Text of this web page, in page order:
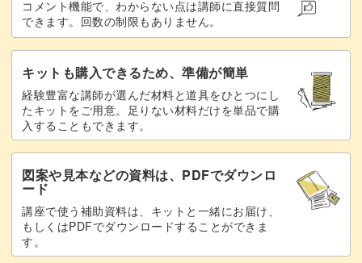
コメント機能で、わからない点は講師に直接質問
できます。回数の制限もありません。
キットも購入できるため、準備が簡単
経験豊富な講師が選んだ材料と道具をひとつにし
たキットをご用意。足りない材料だけを単品で購
入することもできます。
図案や見本などの資料は、PDFでダウンロ
ード
講座で使う補助資料は、キットと一緒にお届け、
もしくはPDFでダウンロードすることができま
す。